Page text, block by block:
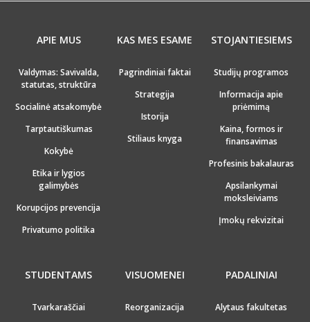
APIE MUS
Valdymas: Savivalda,
statutas, struktūra
Socialinė atsakomybė
Tarptautiškumas
Kokybė
Etika ir lygios
galimybės
Korupcijos prevencija
Privatumo politika
KAS MES ESAME
Pagrindiniai faktai
Strategija
Istorija
Stiliaus knyga
STOJANTIESIEMS
Studijų programos
Informacija apie
priėmimą
Kaina, formos ir
finansavimas
Profesinis bakalauras
Apsilankymai
moksleiviams
Įmokų rekvizitai
STUDENTAMS
Tvarkaraščiai
VISUOMENEI
Reorganizacija
PADALINIAI
Alytaus fakultetas